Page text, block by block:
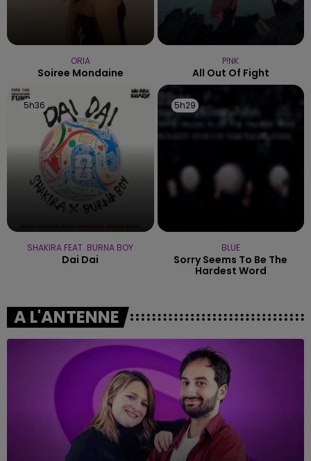
ORIA
Soiree Mondaine
P!NK
All Out Of Fight
5h36
5h36
SHAKIRA FEAT. BURNA BOY
Dai Dai
5h29
5h29
BLUE
Sorry Seems To Be The
Hardest Word
A L'ANTENNE